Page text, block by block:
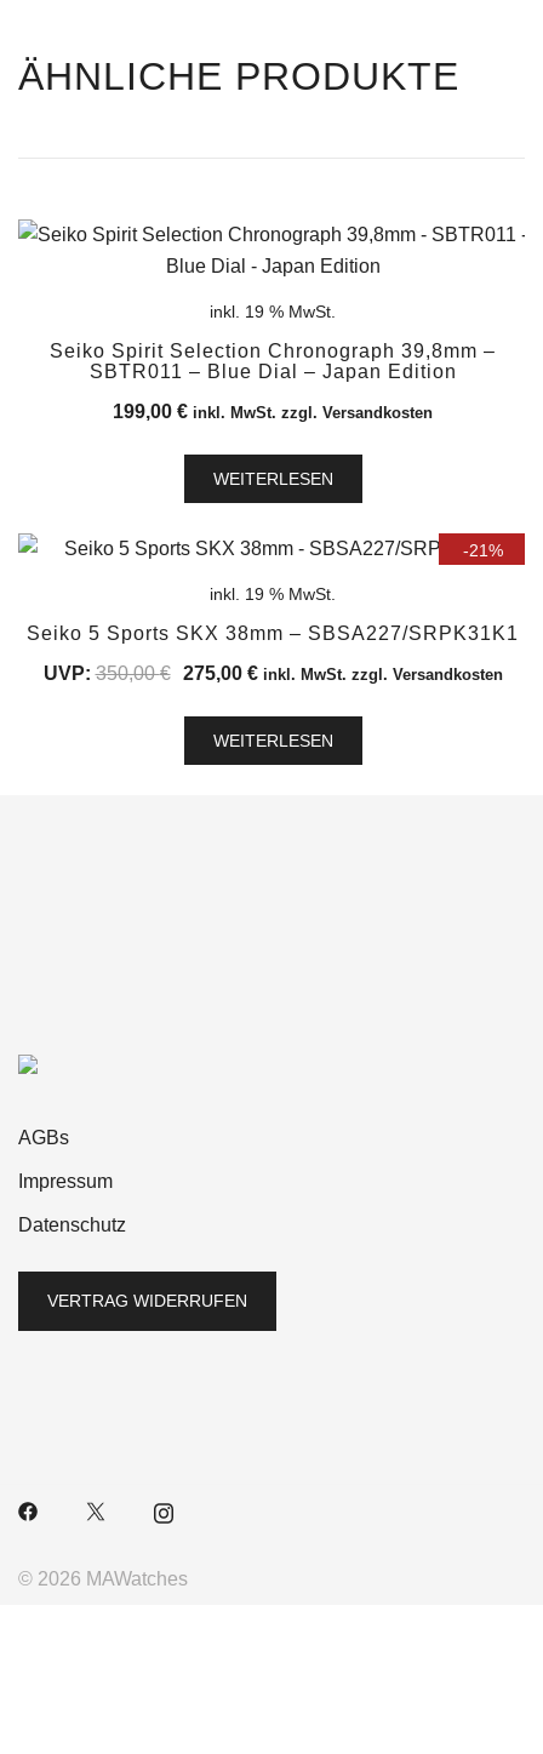
ÄHNLICHE PRODUKTE
inkl. 19 % MwSt.
Seiko Spirit Selection Chronograph 39,8mm –
SBTR011 – Blue Dial – Japan Edition
199,00 € inkl. MwSt. zzgl. Versandkosten
WEITERLESEN
-21%
inkl. 19 % MwSt.
Seiko 5 Sports SKX 38mm – SBSA227/SRPK31K1
UVP: 350,00€
Ursprünglicher
war:
350,00 €
275,00 €Aktueller
ist:
275,00 €.
inkl. MwSt. zzgl. Versandkosten
WEITERLESEN
AGBs
Impressum
Datenschutz
VERTRAG WIDERRUFEN
© 2026 MAWatches